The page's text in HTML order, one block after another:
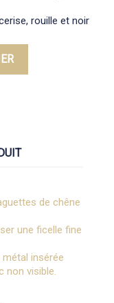
rouille et noir
de chêne
une ficelle fine
insérée
non visible.